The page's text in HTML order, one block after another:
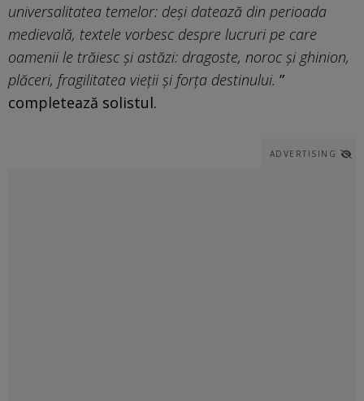
universalitatea temelor: deși datează din perioada
medievală, textele vorbesc despre lucruri pe care
oamenii le trăiesc și astăzi: dragoste, noroc și ghinion,
plăceri, fragilitatea vieții și forța destinului. ”
completează solistul.
ADVERTISING